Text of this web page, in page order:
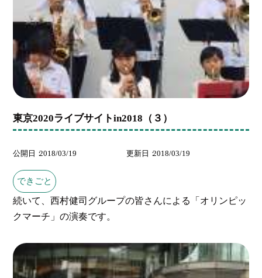
東京2020ライブサイトin2018（３）
公開日 2018/03/19 更新日 2018/03/19
できごと
続いて、西村健司グループの皆さんによる「オリンピッ
クマーチ」の演奏です。